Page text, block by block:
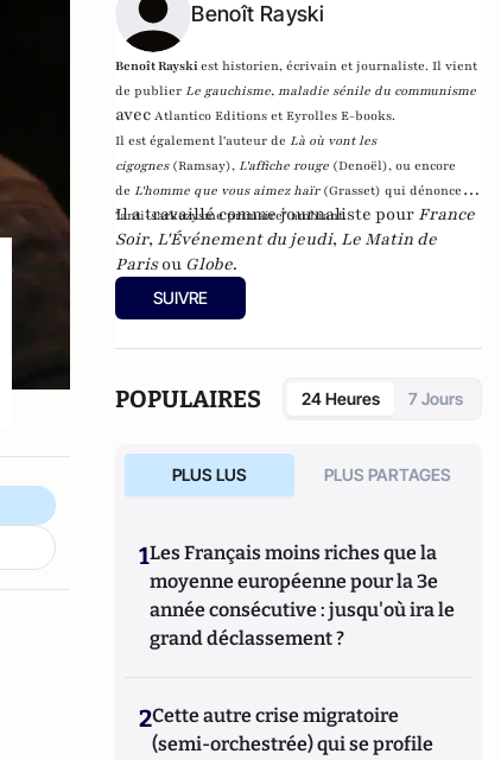
Benoît Rayski
Benoît Rayskiest historien, écrivain et journaliste. Il vient
de publierLe gauchisme, maladie sénile du communisme
avecAtlantico Editions et Eyrolles E-books.
Il est également l'auteur deLà où vont les
cigognes (Ramsay),L'affiche rouge (Denoël), ou encore
deL'homme que vous aimez haïr (Grasset) qui dénonce l'
"anti-sarkozysme primaire" ambiant.
Il a travaillé comme journaliste pour France
Soir, L'Événement du jeudi, Le Matin de
Parisou Globe.
SUIVRE
POPULAIRES 24 Heures 7 Jours
PLUS LUS PLUS PARTAGES
1Les Français moins riches que la
moyenne européenne pour la 3e
année consécutive : jusqu'où ira le
grand déclassement ?
2Cette autre crise migratoire
(semi-orchestrée) qui se profile